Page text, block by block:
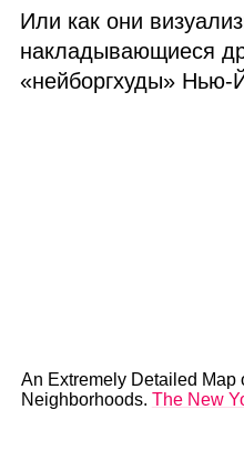
Или как они
накладывающиеся
«нейборгхуды»
An Extremely Detailed Map
Neighborhoods. The New